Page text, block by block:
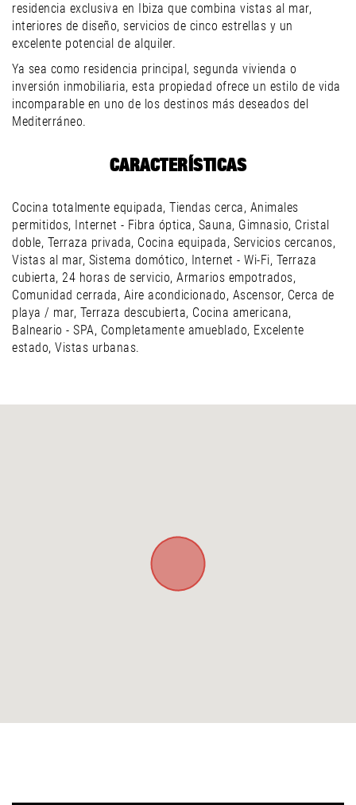
residencia exclusiva en Ibiza que combina vistas al mar,
interiores de diseño, servicios de cinco estrellas y un
excelente potencial de alquiler.
Ya sea como residencia principal, segunda vivienda o
inversión inmobiliaria, esta propiedad ofrece un estilo de vida
incomparable en uno de los destinos más deseados del
Mediterráneo.
CARACTERÍSTICAS
Cocina totalmente equipada, Tiendas cerca, Animales
permitidos, Internet - Fibra óptica, Sauna, Gimnasio, Cristal
doble, Terraza privada, Cocina equipada, Servicios cercanos,
Vistas al mar, Sistema domótico, Internet - Wi-Fi, Terraza
cubierta, 24 horas de servicio, Armarios empotrados,
Comunidad cerrada, Aire acondicionado, Ascensor, Cerca de
playa / mar, Terraza descubierta, Cocina americana,
Balneario - SPA, Completamente amueblado, Excelente
estado, Vistas urbanas.